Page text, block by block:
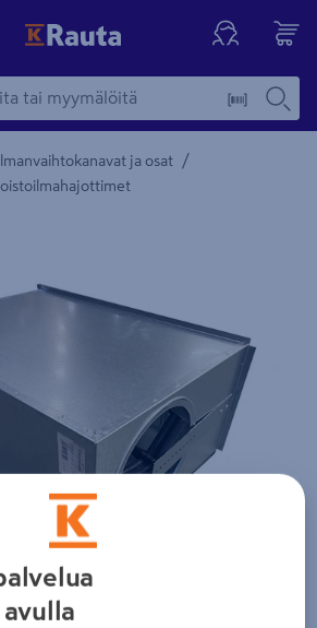
Ilmanvaihtokanavat ja osat /
löytyy Tuotteen kuvaus -